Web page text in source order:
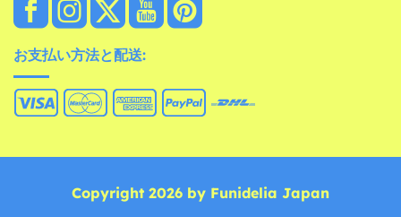
お支払い方法と配送:
Copyright 2026 by Funidelia Japan